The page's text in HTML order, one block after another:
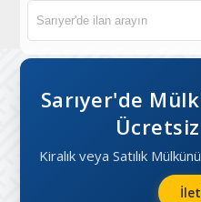
Sarıyer'de
Kiralık veya Satılık